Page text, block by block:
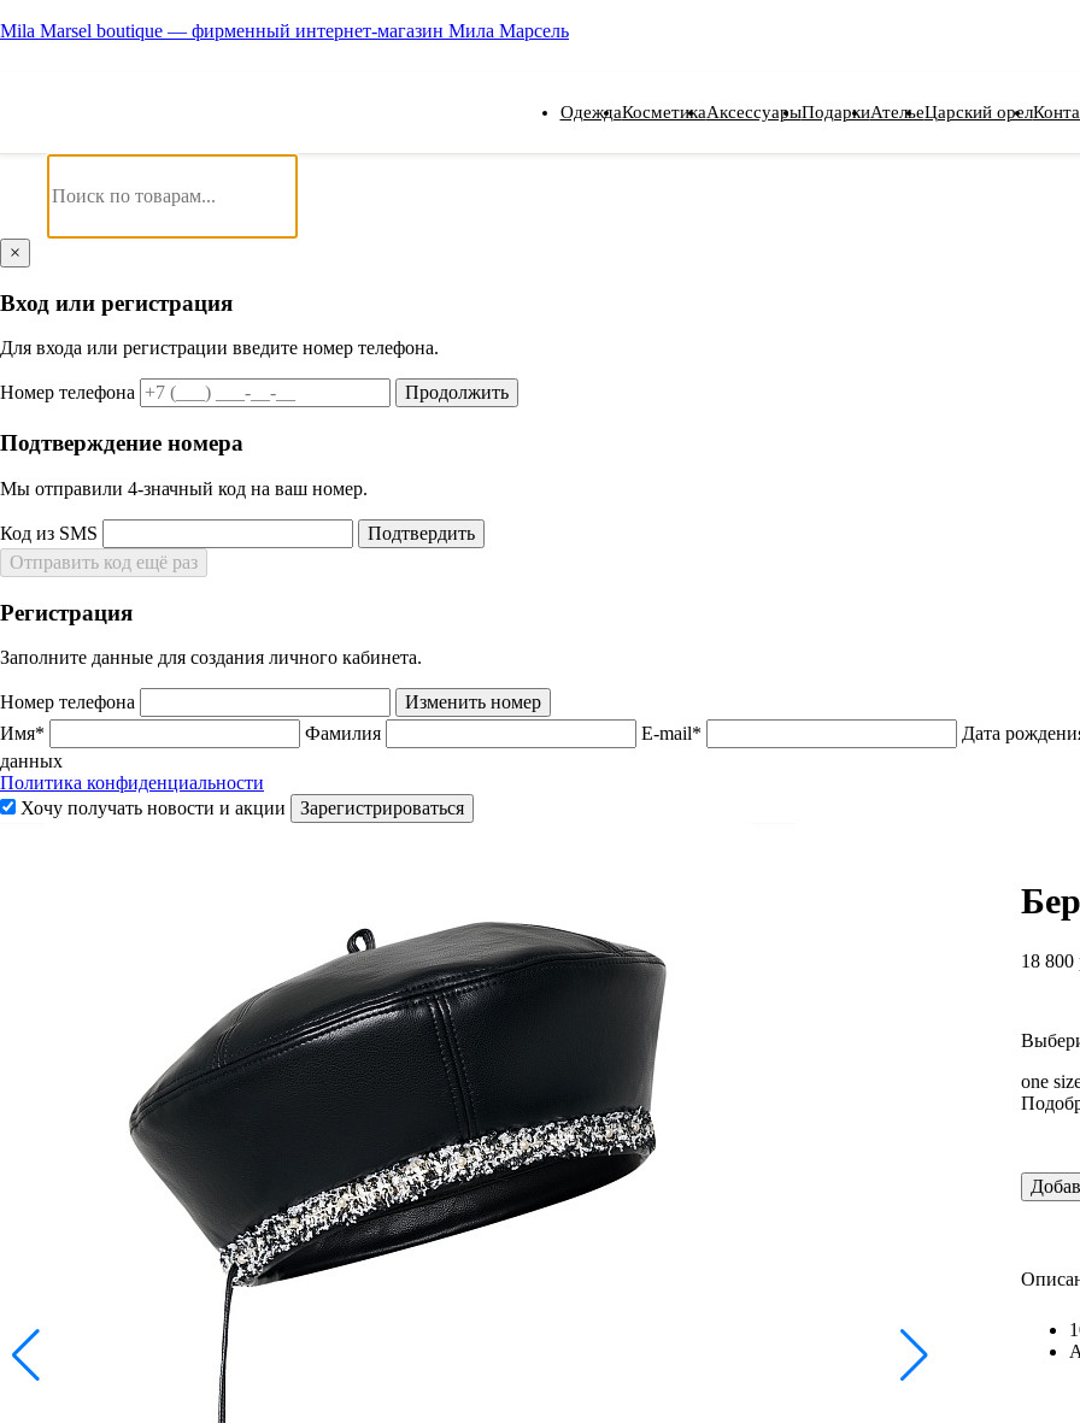
Mila Marsel boutique — фирменный интернет-магазин Мила Марсель
ОдеждаКосметикаАксессуарыПодаркиАтельеЦарский орел
×
Вход или регистрация
Для входа или регистрации введите номер телефона.
Номер телефона Продолжить
Подтверждение номера
Мы отправили 4‑значный код на ваш номер.
Код из SMS
Подтвердить
Отправить код ещё раз
Регистрация
Заполните данные для создания личного кабинета.
Номер телефона
Изменить номер
Имя*
Фамилия E-mail*
Дата
данных
Политика конфиденциальности
Хочу получать новости и акции
Зарегистрироваться
18 800
one